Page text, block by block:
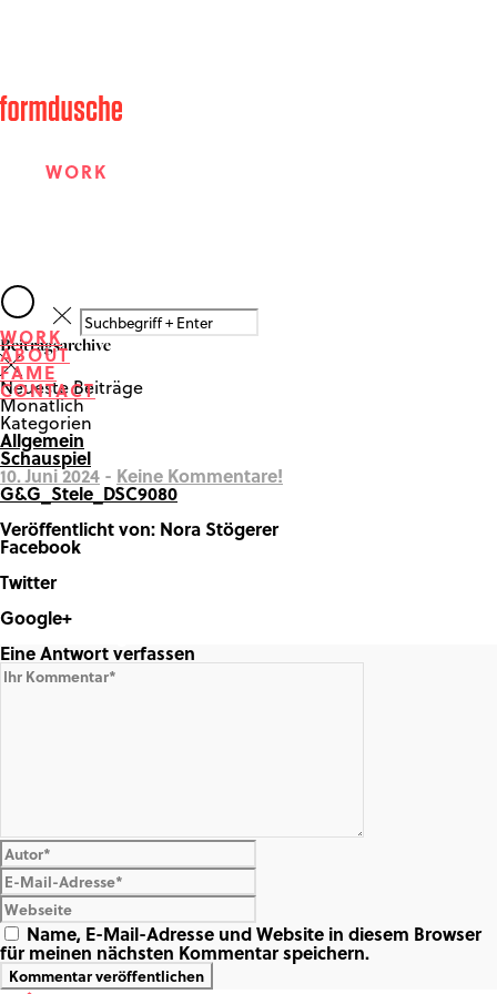
WORK
FAME
CONTACT
WORK
ABOUT
FAME
CONTACT
Beitragsarchive
Neueste Beiträge
Monatlich
Kategorien
Allgemein
Schauspiel
10. Juni 2024 - Keine Kommentare!
G&G_Stele_DSC9080
Veröffentlicht von: Nora Stögerer
Facebook
Twitter
Google+
Share on Google+
Eine Antwort verfassen
Name, E-Mail-Adresse und Website in diesem Browser
für meinen nächsten Kommentar speichern.